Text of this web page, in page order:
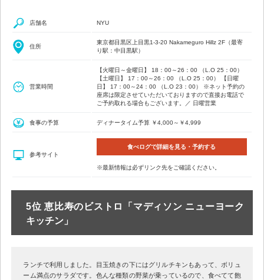
店舗名 NYU
住所
東京都目黒区上目黒1-3-20 Nakameguro Hillz 2F（最寄
り駅：中目黒駅）
営業時間
【火曜日～金曜日】 18：00～26：00 （L.O 25：00）
【土曜日】 17：00～26：00 （L.O 25：00） 【日曜
日】 17：00～24：00 （L.O 23：00） ※ネット予約の
座席は限定させていただいておりますので直接お電話で
ご予約取れる場合もございます。／ 日曜営業
食事の予算 ディナータイム予算 ￥4,000～￥4,999
参考サイト
食べログで詳細を見る・予約する
※最新情報は必ずリンク先をご確認ください。
5位 恵比寿のビストロ「マディソン ニューヨーク
キッチン」
ランチで利用しました。目玉焼きの下にはグリルチキンもあって、ボリュ
ーム満点のサラダです。色んな種類の野菜が乗っているので、食べてて飽